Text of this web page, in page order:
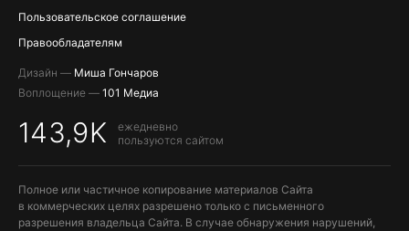
Пользовательское соглашение
Правообладателям
Дизайн — Миша Гончаров
Воплощение — 101 Медиа
143,9K
ежедневно
пользуются сайтом
Полное или частичное копирование материалов Сайта
в коммерческих целях разрешено только с письменного
разрешения владельца Сайта. В случае обнаружения нарушений,